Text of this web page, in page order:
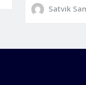
Satvik